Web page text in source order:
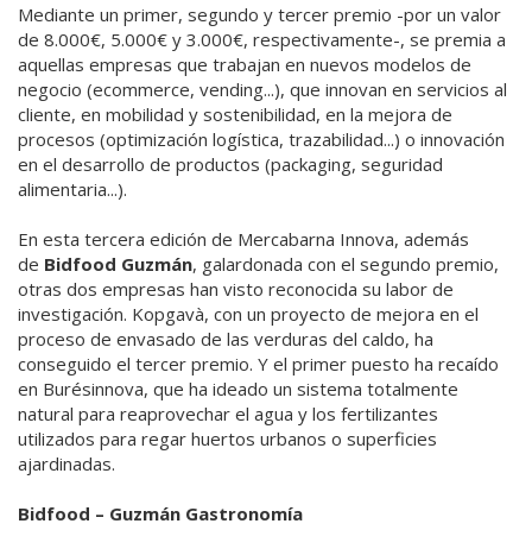
Mediante un primer, segundo y tercer premio -por un valor
de 8.000€, 5.000€ y 3.000€, respectivamente-, se premia a
aquellas empresas que trabajan en nuevos modelos de
negocio (ecommerce, vending...), que innovan en servicios al
cliente, en mobilidad y sostenibilidad, en la mejora de
procesos (optimización logística, trazabilidad...) o innovación
en el desarrollo de productos (packaging, seguridad
alimentaria...).
En esta tercera edición de Mercabarna Innova, además
de Bidfood Guzmán, galardonada con el segundo premio,
otras dos empresas han visto reconocida su labor de
investigación. Kopgavà, con un proyecto de mejora en el
proceso de envasado de las verduras del caldo, ha
conseguido el tercer premio. Y el primer puesto ha recaído
en Burésinnova, que ha ideado un sistema totalmente
natural para reaprovechar el agua y los fertilizantes
utilizados para regar huertos urbanos o superficies
ajardinadas.
Bidfood – Guzmán Gastronomía